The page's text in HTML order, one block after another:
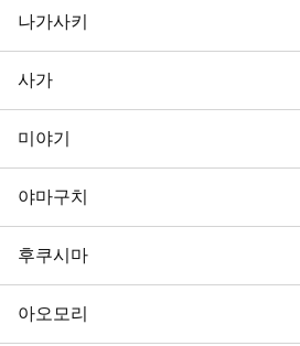
나가사키
사가
미야기
야마구치
후쿠시마
아오모리